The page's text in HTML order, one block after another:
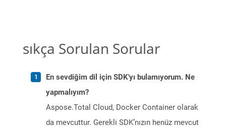
sıkça Sorulan Sorular
En sevdiğim dil için SDK'yı bulamıyorum. Ne
yapmalıyım?
Aspose.Total Cloud, Docker Container olarak
da mevcuttur. Gerekli SDK’nızın henüz mevcut